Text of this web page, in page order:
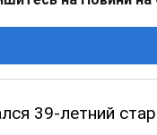
39-летний